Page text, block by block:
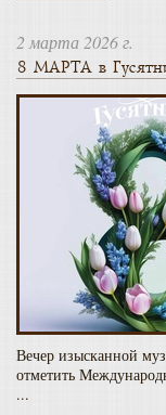
2 марта 2026 г.
8 МАРТА в
Вечер изысканной
отметить
...